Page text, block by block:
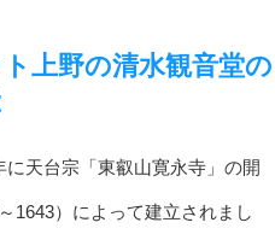
上野の清水観音堂の
天台宗「東叡山寛永寺」の開
1643）によって建立されまし